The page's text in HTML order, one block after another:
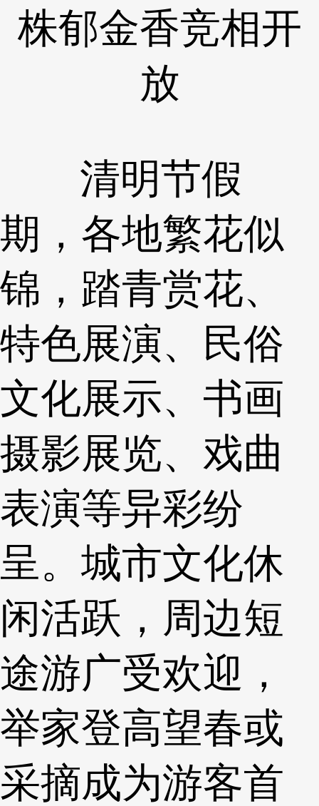
株郁金香竞相开
放
清明节假
期，各地繁花似
锦，踏青赏花、
特色展演、民俗
文化展示、书画
摄影展览、戏曲
表演等异彩纷
呈。城市文化休
闲活跃，周边短
途游广受欢迎，
举家登高望春或
采摘成为游客首